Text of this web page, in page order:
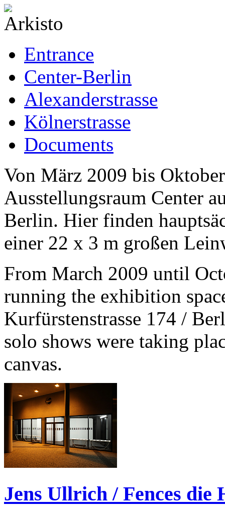
Entrance
Center-Berlin
Alexanderstrasse
Kölnerstrasse
Documents
Von März 2009 bis
Ausstellungsraum Center
Berlin. Hier finden
einer 22 x 3 m großen
From March 2009 until
running the exhibition
Kurfürstenstrasse 174 /
solo shows were taking
canvas.
Jens Ullrich / Fences die